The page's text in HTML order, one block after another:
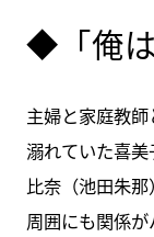
◆「俺は
主婦と家庭教
溺れていた喜
比奈（池田朱那
周囲にも関係が